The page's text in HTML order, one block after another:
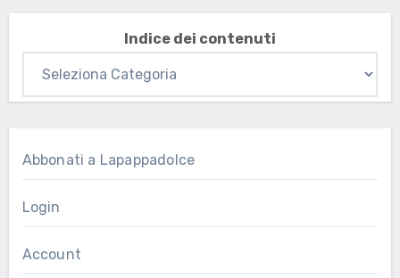
Indice dei contenuti
Abbonati a Lapappadolce
Login
Account